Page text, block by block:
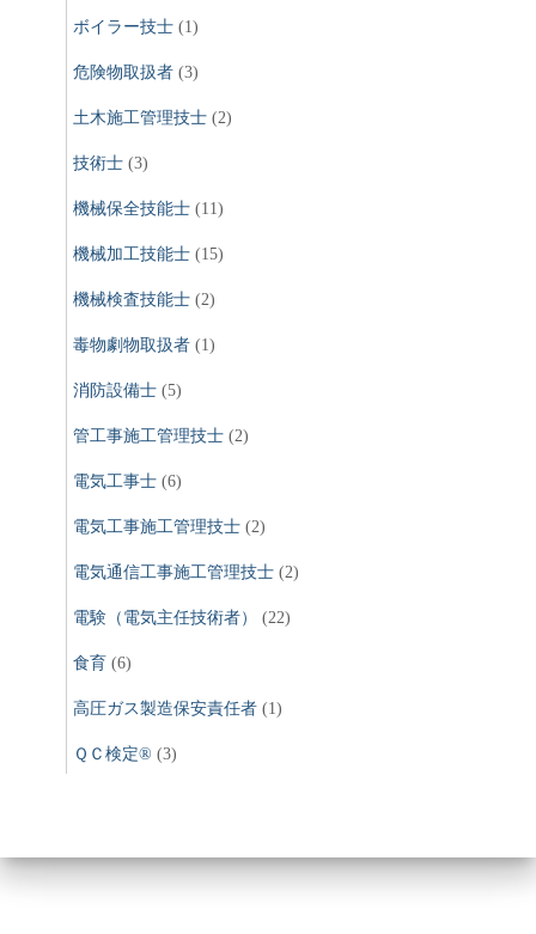
ボイラー技士 (1)
危険物取扱者 (3)
土木施工管理技士 (2)
技術士 (3)
機械保全技能士 (11)
機械加工技能士 (15)
機械検査技能士 (2)
毒物劇物取扱者 (1)
消防設備士 (5)
管工事施工管理技士 (2)
電気工事士 (6)
電気工事施工管理技士 (2)
電気通信工事施工管理技士 (2)
電験（電気主任技術者） (22)
食育 (6)
高圧ガス製造保安責任者 (1)
ＱＣ検定® (3)